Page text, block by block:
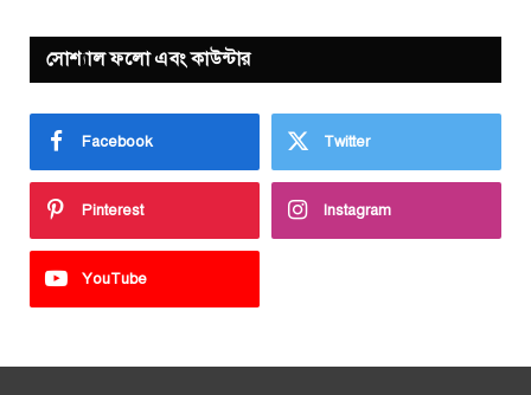
সোশ্যাল ফলো এবং কাউন্টার
Facebook Twitter
Pinterest Instagram
YouTube